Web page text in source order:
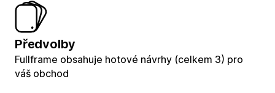
Předvolby
Fullframe obsahuje hotové návrhy (celkem 3) pro
váš obchod